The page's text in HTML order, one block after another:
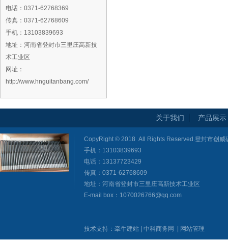
电话：0371-62768369
传真：0371-62768609
手机：13103839693
地址：河南省登封市三里庄高新技
术工业区
网址：
http://www.hnguitanbang.com/
关于我们 产品展示
CopyRight © 2018 All Rights Reserved.登封市创威
手机：13103839693
电话：13137723429
传真：0371-62768609
地址：河南省登封市三里庄高新技术工业区
E-mail box：1070026766@qq.com
技术支持： 牵牛建站 中科商务网 网站管理